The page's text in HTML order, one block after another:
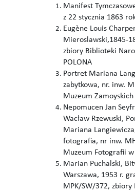
Manifest
z 22 stycznia 1863
Eugène Louis
Mieroslawski,1845-
zbiory Biblioteki
POLONA
Portret Mariana
zabytkowa, nr. inw.
Muzeum Zamoyskich
Nepomucen Jan
Wacław Rzewuski,
Mariana
fotografia, nr inw.
Muzeum Fotografii
Marian Puchalski,
Warszawa, 1953 r.
MPK/SW/372,